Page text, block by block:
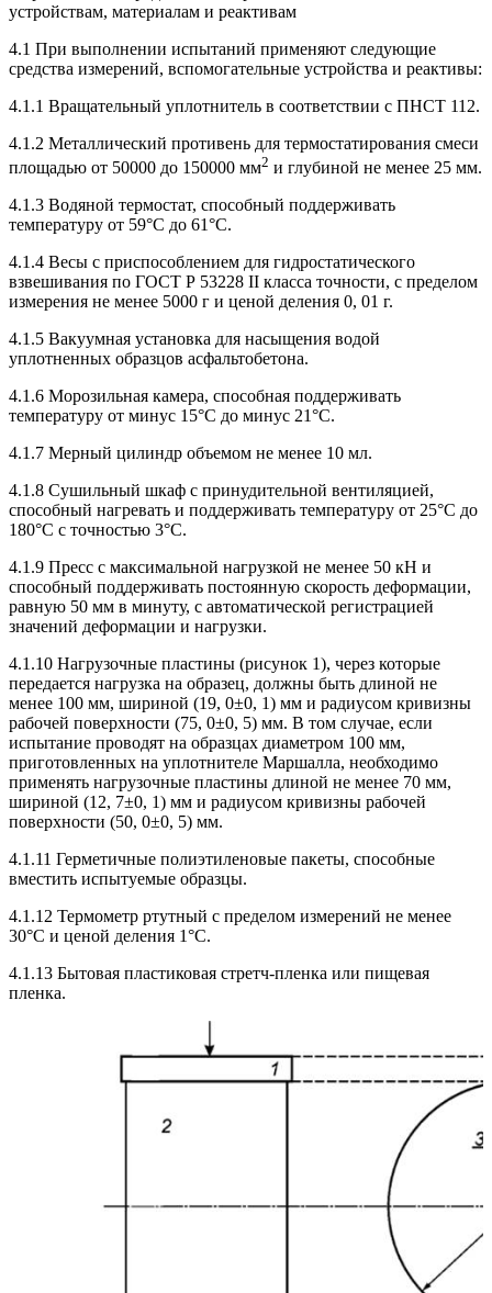
устройствам, материалам и реактивам
4.1 При выполнении испытаний применяют следующие
средства измерений, вспомогательные устройства и реактивы:
4.1.1 Вращательный уплотнитель в соответствии с ПНСТ 112.
4.1.2 Металлический противень для термостатирования смеси
площадью от 50000 до 150000 мм2 и глубиной не менее 25 мм.
4.1.3 Водяной термостат, способный поддерживать
температуру от 59°С до 61°С.
4.1.4 Весы с приспособлением для гидростатического
взвешивания по ГОСТ Р 53228 II класса точности, с пределом
измерения не менее 5000 г и ценой деления 0, 01 г.
4.1.5 Вакуумная установка для насыщения водой
уплотненных образцов асфальтобетона.
4.1.6 Морозильная камера, способная поддерживать
температуру от минус 15°С до минус 21°С.
4.1.7 Мерный цилиндр объемом не менее 10 мл.
4.1.8 Сушильный шкаф с принудительной вентиляцией,
способный нагревать и поддерживать температуру от 25°С до
180°С с точностью 3°С.
4.1.9 Пресс с максимальной нагрузкой не менее 50 кН и
способный поддерживать постоянную скорость деформации,
равную 50 мм в минуту, с автоматической регистрацией
значений деформации и нагрузки.
4.1.10 Нагрузочные пластины (рисунок 1), через которые
передается нагрузка на образец, должны быть длиной не
менее 100 мм, шириной (19, 0±0, 1) мм и радиусом кривизны
рабочей поверхности (75, 0±0, 5) мм. В том случае, если
испытание проводят на образцах диаметром 100 мм,
приготовленных на уплотнителе Маршалла, необходимо
применять нагрузочные пластины длиной не менее 70 мм,
шириной (12, 7±0, 1) мм и радиусом кривизны рабочей
поверхности (50, 0±0, 5) мм.
4.1.11 Герметичные полиэтиленовые пакеты, способные
вместить испытуемые образцы.
4.1.12 Термометр ртутный с пределом измерений не менее
30°С и ценой деления 1°С.
4.1.13 Бытовая пластиковая стретч-пленка или пищевая
пленка.